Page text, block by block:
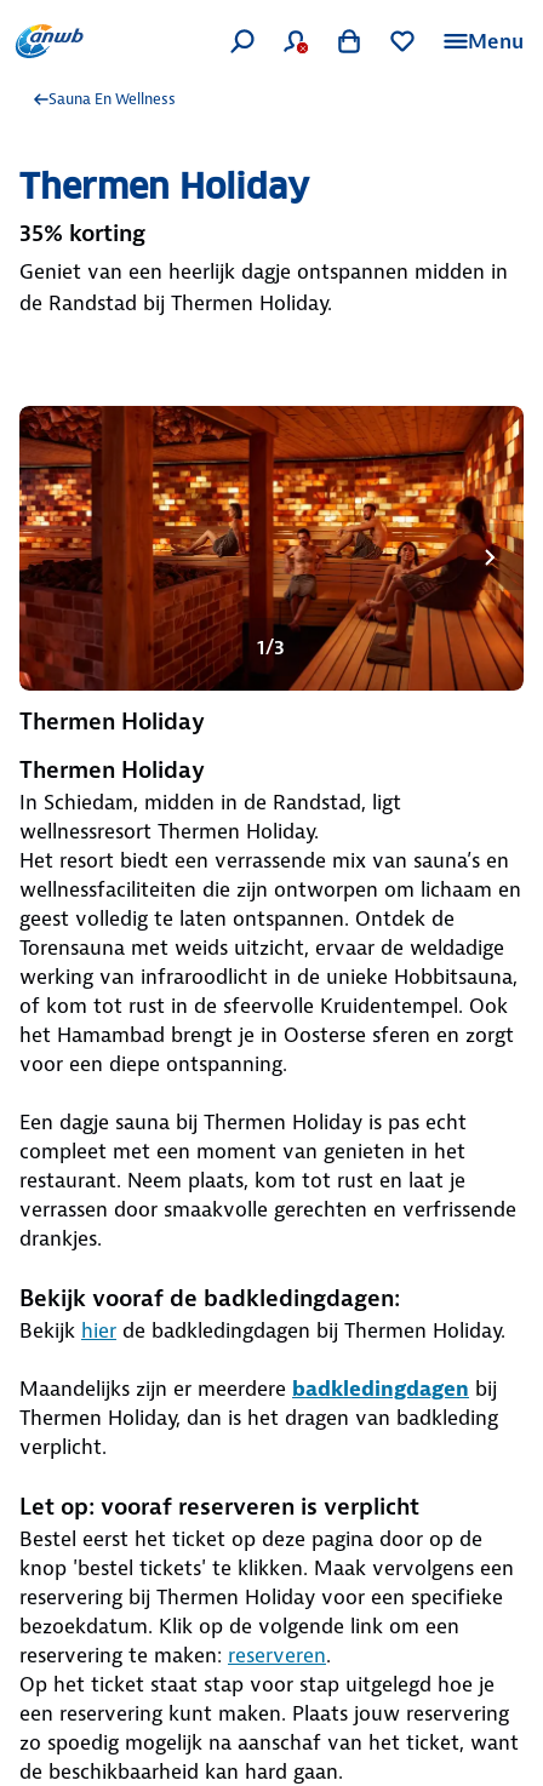
Menu
Sauna En Wellness
Thermen Holiday
35% korting
Geniet van een heerlijk dagje ontspannen midden in
de Randstad bij Thermen Holiday.
Thermen Holiday
1/3
Thermen Holiday
In Schiedam, midden in de Randstad, ligt
wellnessresort Thermen Holiday.
Het resort biedt een verrassende mix van sauna’s en
wellnessfaciliteiten die zijn ontworpen om lichaam en
geest volledig te laten ontspannen. Ontdek de
Torensauna met weids uitzicht, ervaar de weldadige
werking van infraroodlicht in de unieke Hobbitsauna,
of kom tot rust in de sfeervolle Kruidentempel. Ook
het Hamambad brengt je in Oosterse sferen en zorgt
voor een diepe ontspanning.
Een dagje sauna bij Thermen Holiday is pas echt
compleet met een moment van genieten in het
restaurant. Neem plaats, kom tot rust en laat je
verrassen door smaakvolle gerechten en verfrissende
drankjes.
Bekijk vooraf de badkledingdagen:
Bekijk hier de badkledingdagen bij Thermen Holiday.
Maandelijks zijn er meerdere badkledingdagen bij
Thermen Holiday, dan is het dragen van badkleding
verplicht.
Let op: vooraf reserveren is verplicht
Bestel eerst het ticket op deze pagina door op de
knop 'bestel tickets' te klikken. Maak vervolgens een
reservering bij Thermen Holiday voor een specifieke
bezoekdatum. Klik op de volgende link om een
reservering te maken: reserveren.
Op het ticket staat stap voor stap uitgelegd hoe je
een reservering kunt maken. Plaats jouw reservering
zo spoedig mogelijk na aanschaf van het ticket, want
de beschikbaarheid kan hard gaan.